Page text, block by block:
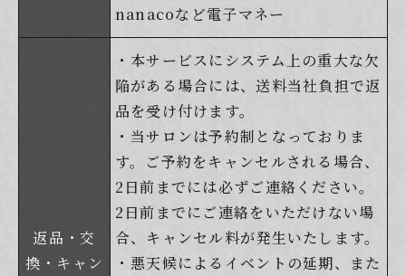
nanacoなど電子マネー
返品・交
換・キャン
・本サービスにシステム上の重大な欠
陥がある場合には、送料当社負担で返
品を受け付けます。
・当サロンは予約制となっておりま
す。ご予約をキャンセルされる場合、
2日前までには必ずご連絡ください。
2日前までにご連絡をいただけない場
合、キャンセル料が発生いたします。
・悪天候によるイベントの延期、また